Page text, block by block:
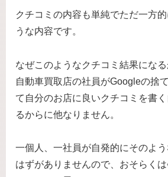
クチコミの内容も単純でただ一方
うな内容です。
なぜこのようなクチコミ結果にな
自動車買取店の社員がGoogleの捨
て自分のお店に良いクチコミを書
るからに他なりません。
一個人、一社員が自発的にそのよ
はずがありませんので、おそらく